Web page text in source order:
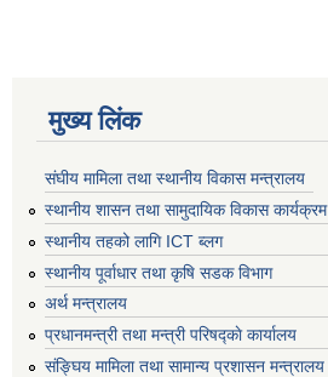
मुख्य लिंक
संघीय मामिला तथा स्थानीय विकास मन्त्रालय
स्थानीय शासन तथा सामुदायिक विकास कार्यक्रम
स्थानीय तहको लागि ICT ब्लग
स्थानीय पूर्वाधार तथा कृषि सडक विभाग
अर्थ मन्त्रालय
प्रधानमन्त्री तथा मन्त्री परिषद्काे कार्यालय
संङ्घिय मामिला तथा सामान्य प्रशासन मन्त्रालय